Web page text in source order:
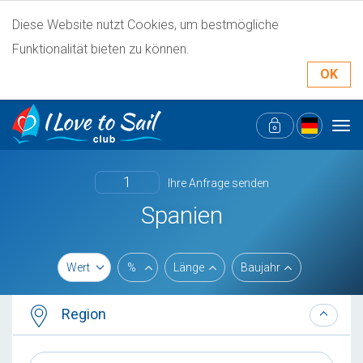
Diese Website nutzt Cookies, um bestmögliche
Funktionalität bieten zu können.
OK
1 Ihre Anfrage senden
Spanien
Wert % Länge Baujahr
Region